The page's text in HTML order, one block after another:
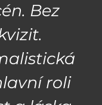
Bez
roli